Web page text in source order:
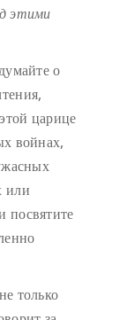
этими
о
царице
войнах,
или
посвятите
только